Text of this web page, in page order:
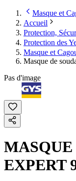
Masque et
Accueil
Protection,
Protection des
Masque et
Masque de
Pas d'image
EXPERT